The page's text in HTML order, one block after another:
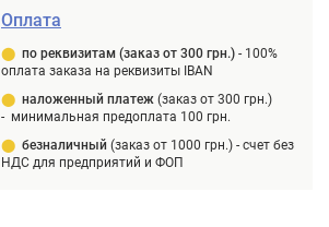
Оплата
⬤ по реквизитам (заказ от 300 грн.) - 100%
оплата заказа на реквизиты IBAN
⬤ наложенный платеж (заказ от 300 грн.)
- минимальная предоплата 100 грн.
⬤ безналичный (заказ от 1000 грн.) - счет без
НДС для предприятий и ФОП